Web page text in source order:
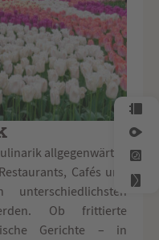
allgegenwärtig.
Cafés und
Ob frittierte
Gerichte – in